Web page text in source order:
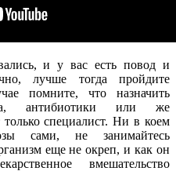
и у вас есть повод и
лучше тогда пройдите
помните, что назначить
антибиотики или же
специалист. Ни в коем
сами, не занимайтесь
еще не окреп, и как он
вмешательство